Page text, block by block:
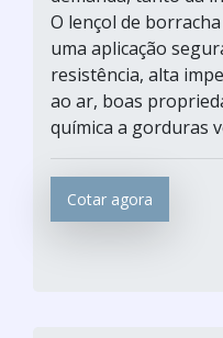
O lençol de
uma aplicação
resistência, alta
ao ar, boas
química a gorduras
Cotar agora